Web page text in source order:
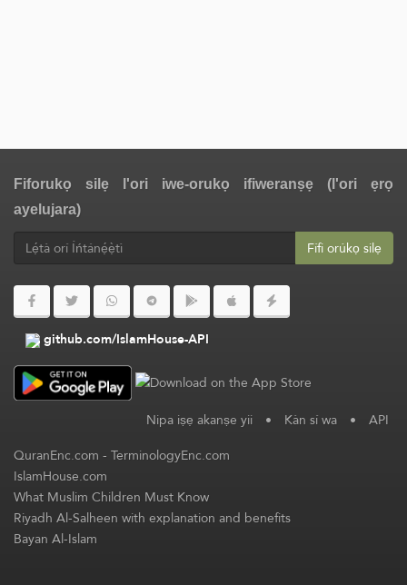
Fiforukọ silẹ l'ori iwe-orukọ ifiweranṣẹ (l'ori ẹrọ
ayelujara)
Fífi orúkọ silẹ
github.com/IslamHouse-API
Nipa iṣẹ akanṣe yii • Kàn sí wa • API
QuranEnc.com-TerminologyEnc.com
IslamHouse.com
What Muslim Children Must Know
Riyadh Al-Salheen with explanation and benefits
Bayan Al-Islam